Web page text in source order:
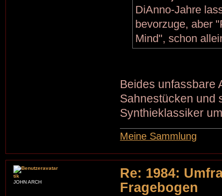
DiAnno-Jahre
bevorzuge, aber
Mind", schon
Beides unfassbare
Sahnestücken und
Synthieklassiker
Meine Sammlung
Re: 1984:
Fragebogen
tik
JOHN ARCH